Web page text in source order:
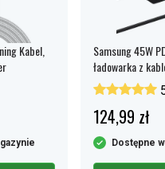
Kabel,
Samsung 45W
ładowarka z
Czarny
124,99 zł
Dostępne